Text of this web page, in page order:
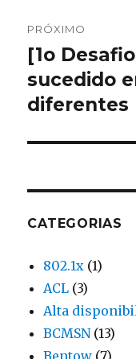
PRÓXIMO
Próximo
post:
[1o
sucedido
diferentes
CATEGORIAS
802.1x (1)
ACL (3)
Alta
BCMSN(13)